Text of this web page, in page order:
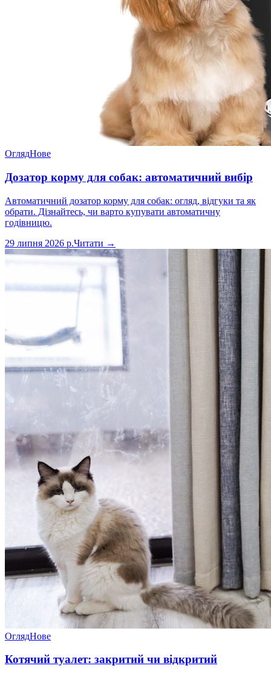
ОглядНове
Дозатор корму для собак: автоматичний вибір
Автоматичний дозатор корму для собак: огляд, відгуки та як
обрати. Дізнайтесь, чи варто купувати автоматичну
годівницю.
29 липня 2026 р.Читати →
ОглядНове
Котячий туалет: закритий чи відкритий